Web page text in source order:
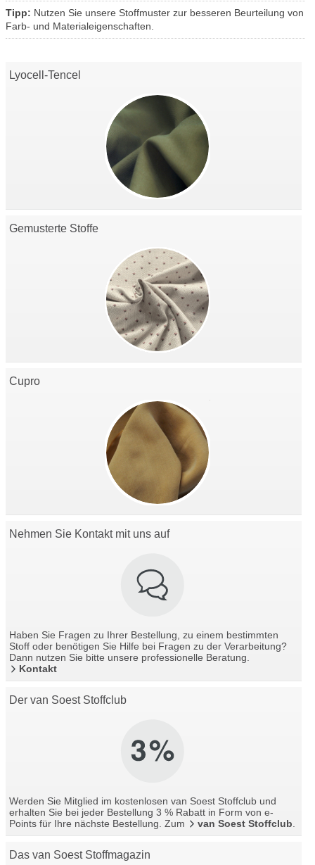
Tipp: Nutzen Sie unsere Stoffmuster zur besseren Beurteilung von
Farb- und Materialeigenschaften.
Lyocell-Tencel
Gemusterte Stoffe
Cupro
Nehmen Sie Kontakt mit uns auf
Haben Sie Fragen zu Ihrer Bestellung, zu einem bestimmten
Stoff oder benötigen Sie Hilfe bei Fragen zu der Verarbeitung?
Dann nutzen Sie bitte unsere professionelle Beratung.
Kontakt
Der van Soest Stoffclub
Werden Sie Mitglied im kostenlosen van Soest Stoffclub und
erhalten Sie bei jeder Bestellung 3 % Rabatt in Form von e-
Points für Ihre nächste Bestellung. Zum
van Soest Stoffclub
Das van Soest Stoffmagazin